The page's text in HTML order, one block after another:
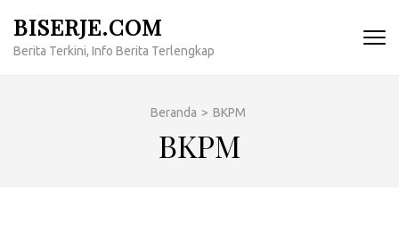
konten
BISERJE.COM
Berita Terkini, Info Berita Terlengkap
Beranda > BKPM
BKPM